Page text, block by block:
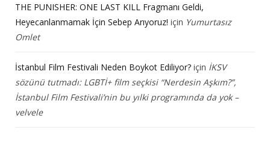
THE PUNISHER: ONE LAST KILL Fragmanı Geldi,
Heyecanlanmamak İçin Sebep Arıyoruz! için Yumurtasız
Omlet
İstanbul Film Festivali Neden Boykot Ediliyor? için İKSV
sözünü tutmadı: LGBTİ+ film seçkisi “Nerdesin Aşkım?”,
İstanbul Film Festivali’nin bu yılki programında da yok –
velvele